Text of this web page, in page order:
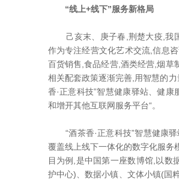
“线上+线下”服务新格局
己亥末、庚子春,荆楚大疫,我国
作为专注经营文化艺术交流,信息
百货销售,食品经营,酒类经营,烟草
相关配套政策逐渐完善,用智慧的
香·正意科技”智慧健康驿站、健
和增开其他互联网服务平台“。
“酒茶香·正意科技”智慧健康驿
覆盖线上线下一体化的数字化服务
目为例,是中国第一座数博馆,以数
护中心)、数据小镇、文体小镇(国